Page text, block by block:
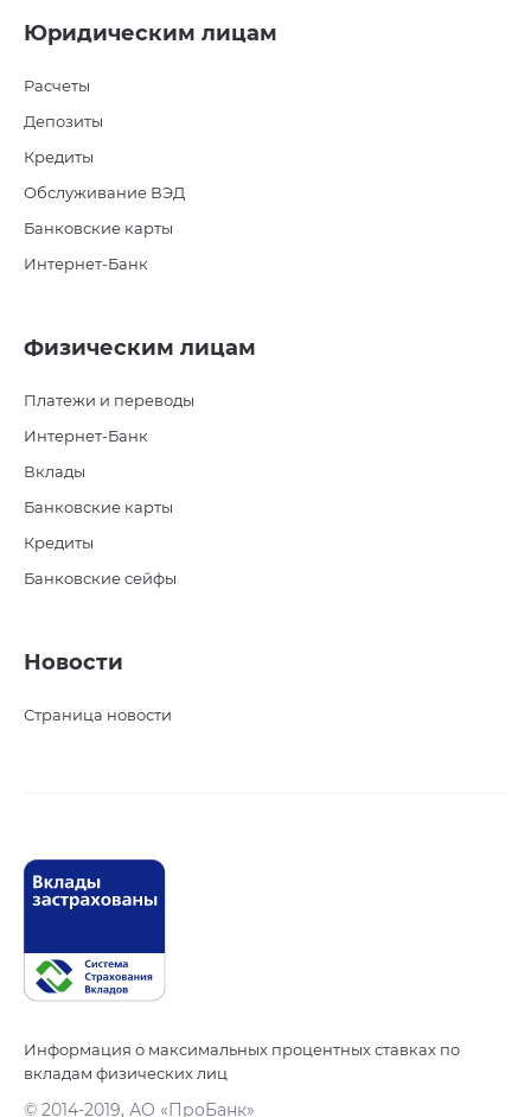
Юридическим лицам
Расчеты
Депозиты
Кредиты
Обслуживание ВЭД
Банковские карты
Интернет-Банк
Физическим лицам
Платежи и переводы
Интернет-Банк
Вклады
Банковские карты
Кредиты
Банковские сейфы
Новости
Страница новости
Информация о максимальных процентных ставках по
вкладам физических лиц
© 2014-2019, АО «ПроБанк»